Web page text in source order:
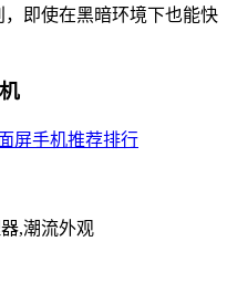
即使在黑暗环境下也能快
,潮流外观